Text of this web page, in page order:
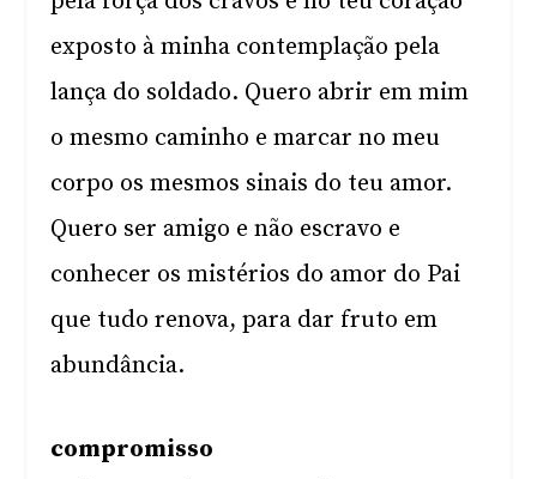
exposto à minha contemplação pela
lança do soldado. Quero abrir em mim
o mesmo caminho e marcar no meu
corpo os mesmos sinais do teu amor.
Quero ser amigo e não escravo e
conhecer os mistérios do amor do Pai
que tudo renova, para dar fruto em
abundância.
compromisso